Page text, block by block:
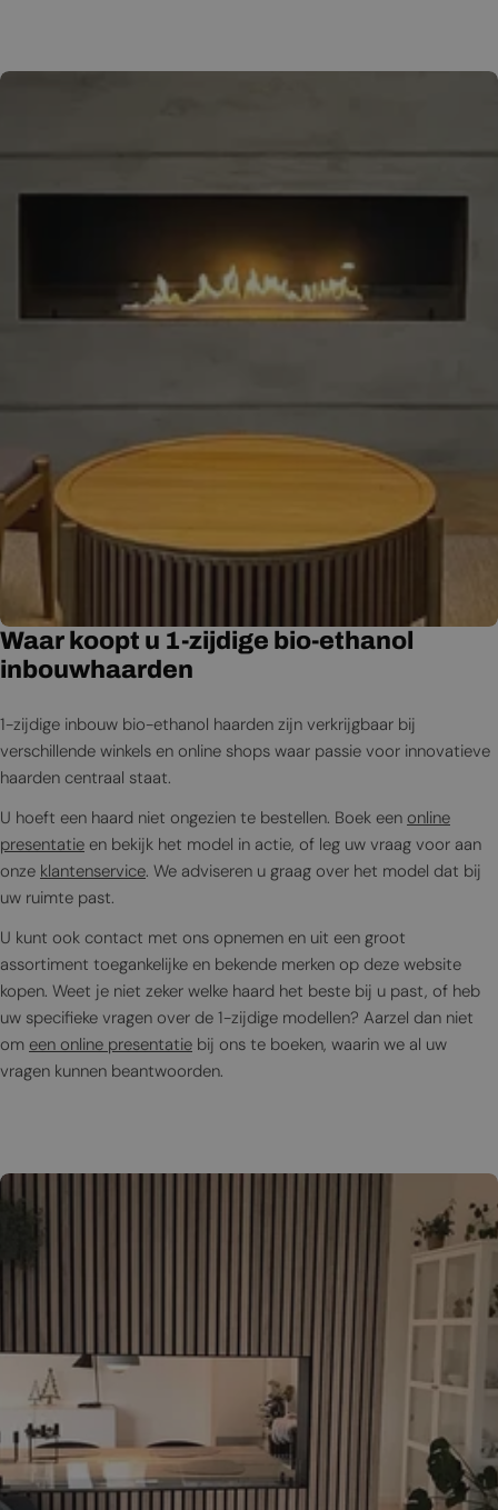
Waar koopt u 1-zijdige bio-ethanol
inbouwhaarden
1-zijdige inbouw bio-ethanol haarden zijn verkrijgbaar bij
verschillende winkels en online shops waar passie voor innovatieve
haarden centraal staat.
U hoeft een haard niet ongezien te bestellen. Boek een online
presentatie en bekijk het model in actie, of leg uw vraag voor aan
onze klantenservice. We adviseren u graag over het model dat bij
uw ruimte past.
U kunt ook contact met ons opnemen en uit een groot
assortiment toegankelijke en bekende merken op deze website
kopen. Weet je niet zeker welke haard het beste bij u past, of heb
uw specifieke vragen over de 1-zijdige modellen? Aarzel dan niet
om een online presentatie bij ons te boeken, waarin we al uw
vragen kunnen beantwoorden.